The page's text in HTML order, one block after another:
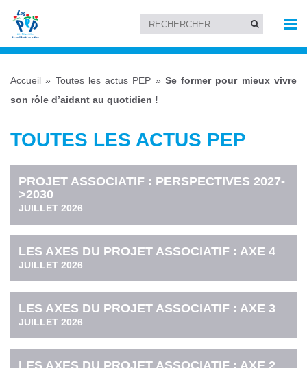
Accueil » Toutes les actus PEP » Se former pour mieux vivre
son rôle d’aidant au quotidien !
TOUTES LES ACTUS PEP
PROJET ASSOCIATIF : PERSPECTIVES 2027-
>2030
JUILLET 2026
LES AXES DU PROJET ASSOCIATIF : AXE 4
JUILLET 2026
LES AXES DU PROJET ASSOCIATIF : AXE 3
JUILLET 2026